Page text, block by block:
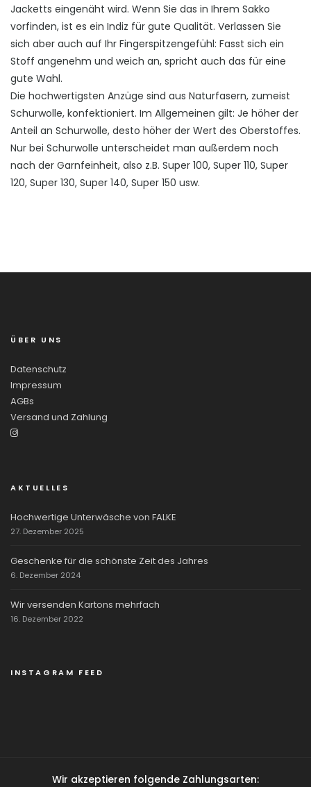
Jacketts eingenäht wird. Wenn Sie das in Ihrem Sakko
vorfinden, ist es ein Indiz für gute Qualität. Verlassen Sie
sich aber auch auf Ihr Fingerspitzengefühl: Fasst sich ein
Stoff angenehm und weich an, spricht auch das für eine
gute Wahl.
Die hochwertigsten Anzüge sind aus Naturfasern, zumeist
Schurwolle, konfektioniert. Im Allgemeinen gilt: Je höher der
Anteil an Schurwolle, desto höher der Wert des Oberstoffes.
Nur bei Schurwolle unterscheidet man außerdem noch
nach der Garnfeinheit, also z.B. Super 100, Super 110, Super
120, Super 130, Super 140, Super 150 usw.
ÜBER UNS
Datenschutz
Impressum
AGBs
Versand und Zahlung
AKTUELLES
Hochwertige Unterwäsche von FALKE
27. Dezember 2025
Geschenke für die schönste Zeit des Jahres
6. Dezember 2024
Wir versenden Kartons mehrfach
16. Dezember 2022
INSTAGRAM FEED
Wir akzeptieren folgende Zahlungsarten: